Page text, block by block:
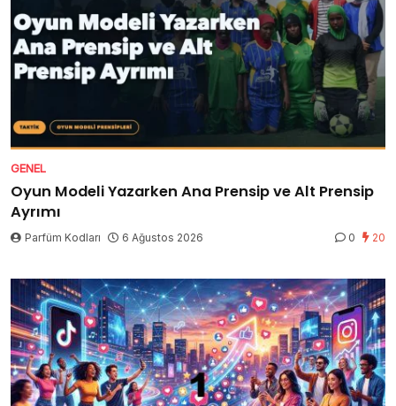
GENEL
Oyun Modeli Yazarken Ana Prensip ve Alt Prensip
Ayrımı
Parfüm Kodları 6 Ağustos 2026 0 20